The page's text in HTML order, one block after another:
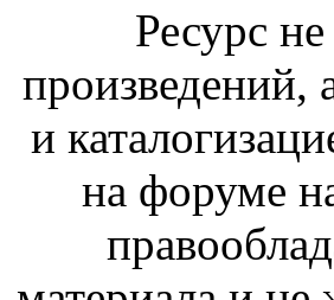
Ресурс
произведений,
и
на форуме